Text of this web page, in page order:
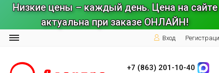
Низкие цены – каждый день. Цена на сайте
актуальна при заказе ОНЛАЙН!
Вход
+7 (863) 201-10-40